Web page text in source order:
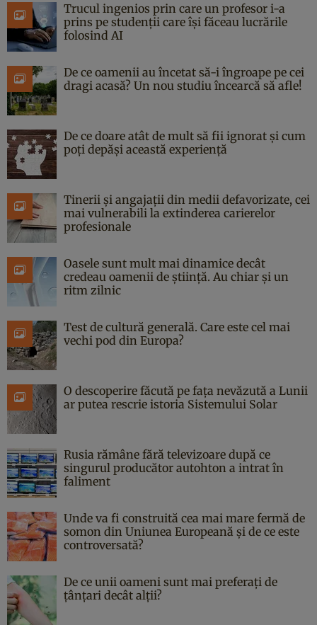
Trucul ingenios prin care un profesor i-a
prins pe studenții care își făceau lucrările
folosind AI
De ce oamenii au încetat să-i îngroape pe cei
dragi acasă? Un nou studiu încearcă să afle!
De ce doare atât de mult să fii ignorat și cum
poți depăși această experiență
Tinerii și angajații din medii defavorizate, cei
mai vulnerabili la extinderea carierelor
profesionale
Oasele sunt mult mai dinamice decât
credeau oamenii de știință. Au chiar și un
ritm zilnic
Test de cultură generală. Care este cel mai
vechi pod din Europa?
O descoperire făcută pe fața nevăzută a Lunii
ar putea rescrie istoria Sistemului Solar
Rusia rămâne fără televizoare după ce
singurul producător autohton a intrat în
faliment
Unde va fi construită cea mai mare fermă de
somon din Uniunea Europeană și de ce este
controversată?
De ce unii oameni sunt mai preferați de
țânțari decât alții?